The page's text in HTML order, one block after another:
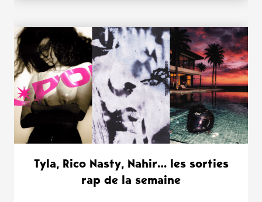
Tyla, Rico Nasty, Nahir… les sorties
rap de la semaine